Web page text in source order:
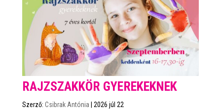
RAJZSZAKKÖR GYEREKEKNEK
Szerző: Csibrak Antónia 2026 júl 22